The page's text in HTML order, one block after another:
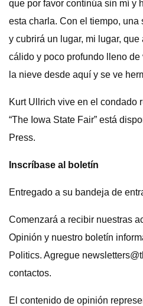
que por favor continúa sin mí y
esta charla. Con el tiempo,
y cubrirá un lugar, mi lugar,
cálido y poco profundo lleno
la nieve desde aquí y se ve
Kurt Ullrich vive en el condado
“The Iowa State Fair” está
Press.
Inscríbase al boletín
Entregado a su bandeja de
Comenzará a recibir nuestras
Opinión y nuestro boletín
Politics. Agregue
contactos.
El contenido de opinión